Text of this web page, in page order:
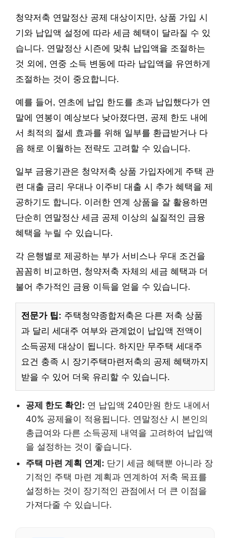
청약저축 연말정산 공제 대상이지만, 상품 가입 시
기와 납입액 설정에 따라 세금 혜택이 달라질 수 있
습니다. 연말정산 시즌에 맞춰 납입액을 조절하는
것 외에, 연중 소득 변동에 따라 납입액을 유연하게
조절하는 것이 중요합니다.
예를 들어, 연초에 납입 한도를 초과 납입했다가 연
말에 연봉이 예상보다 낮아졌다면, 공제 한도 내에
서 최적의 절세 효과를 위해 일부를 환급받거나 다
음 해로 이월하는 전략도 고려할 수 있습니다.
일부 금융기관은 청약저축 상품 가입자에게 주택 관
련 대출 금리 우대나 이주비 대출 시 추가 혜택을 제
공하기도 합니다. 이러한 연계 상품을 잘 활용하면
단순히 연말정산 세금 공제 이상의 실질적인 금융
혜택을 누릴 수 있습니다.
각 은행별로 제공하는 부가 서비스나 우대 조건을
꼼꼼히 비교하면, 청약저축 자체의 세금 혜택과 더
불어 추가적인 금융 이득을 얻을 수 있습니다.
전문가 팁: 주택청약종합저축은 다른 저축 상품
과 달리 세대주 여부와 관계없이 납입액 전액이
소득공제 대상이 됩니다. 하지만 무주택 세대주
요건 충족 시 장기주택마련저축의 공제 혜택까지
받을 수 있어 더욱 유리할 수 있습니다.
공제 한도 확인: 연 납입액 240만원 한도 내에서
40% 공제율이 적용됩니다. 연말정산 시 본인의
총급여와 다른 소득공제 내역을 고려하여 납입액
을 설정하는 것이 좋습니다.
주택 마련 계획 연계: 단기 세금 혜택뿐 아니라 장
기적인 주택 마련 계획과 연계하여 저축 목표를
설정하는 것이 장기적인 관점에서 더 큰 이점을
가져다줄 수 있습니다.